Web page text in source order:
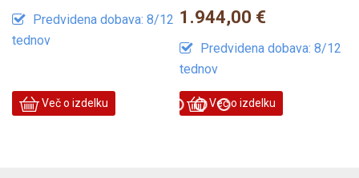
Predvidena dobava: 8/12
tednov
Več o izdelku
1.944,00 €
Predvidena dobava: 8/12
tednov
Več o izdelku